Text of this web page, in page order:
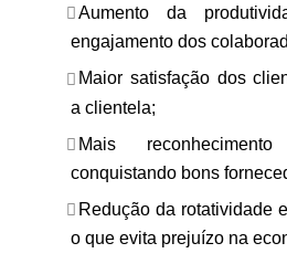
Aumento da
engajamento dos
Maior satisfação dos
a clientela;
Mais
conquistando bons
Redução da rotatividade
o que evita prejuízo na